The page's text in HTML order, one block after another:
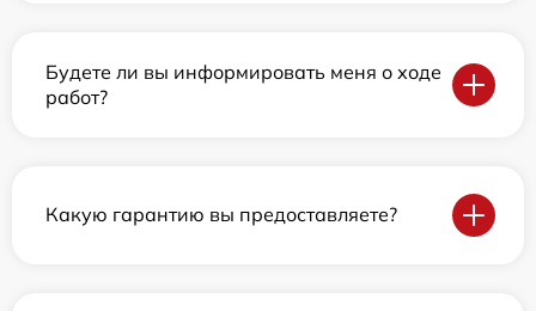
Будете ли вы информировать меня о ходе
работ?
Какую гарантию вы предоставляете?